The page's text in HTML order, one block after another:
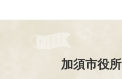
加須市役所